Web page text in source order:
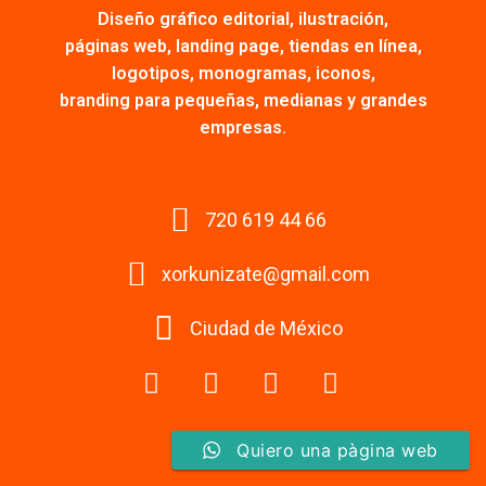
Diseño gráfico editorial, ilustración,
páginas web, landing page, tiendas en línea,
logotipos, monogramas, iconos,
branding para pequeñas, medianas y grandes
empresas.
720 619 44 66
xorkunizate@gmail.com
Ciudad de México
Facebook
Instagram
YoutubeTiktok
Quiero una pàgina web